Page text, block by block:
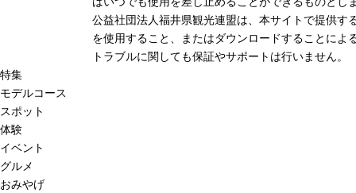
公益社団法人福井県観光連盟は、本サイトで提供す
を使用すること、またはダウンロードすることによ
トラブルに関しても保証やサポートは行いません。
特集
モデルコース
スポット
体験
イベント
グルメ
おみやげ